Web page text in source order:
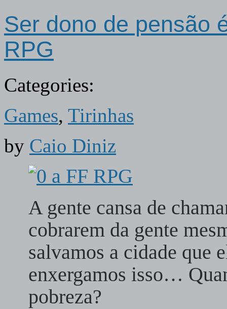
Ser dono de pensão
RPG
Categories:
Games, Tirinhas
by Caio Diniz
A gente cansa de
cobrarem da gente
salvamos a cidade que
enxergamos isso…
pobreza?